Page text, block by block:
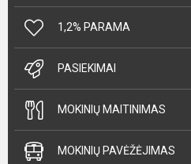
1,2% PARAMA
PASIEKIMAI
MOKINIŲ MAITINIMAS
MOKINIŲ PAVĖŽĖJIMAS